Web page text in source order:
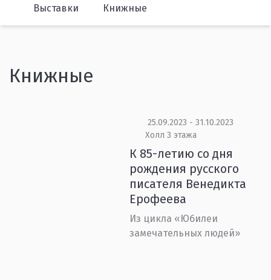
Выставки
Книжные
Книжные
25.09.2023 - 31.10.2023
Холл 3 этажа
К 85-летию со дня
рождения русского
писателя Венедикта
Ерофеева
Из цикла «Юбилеи
замечательных людей»